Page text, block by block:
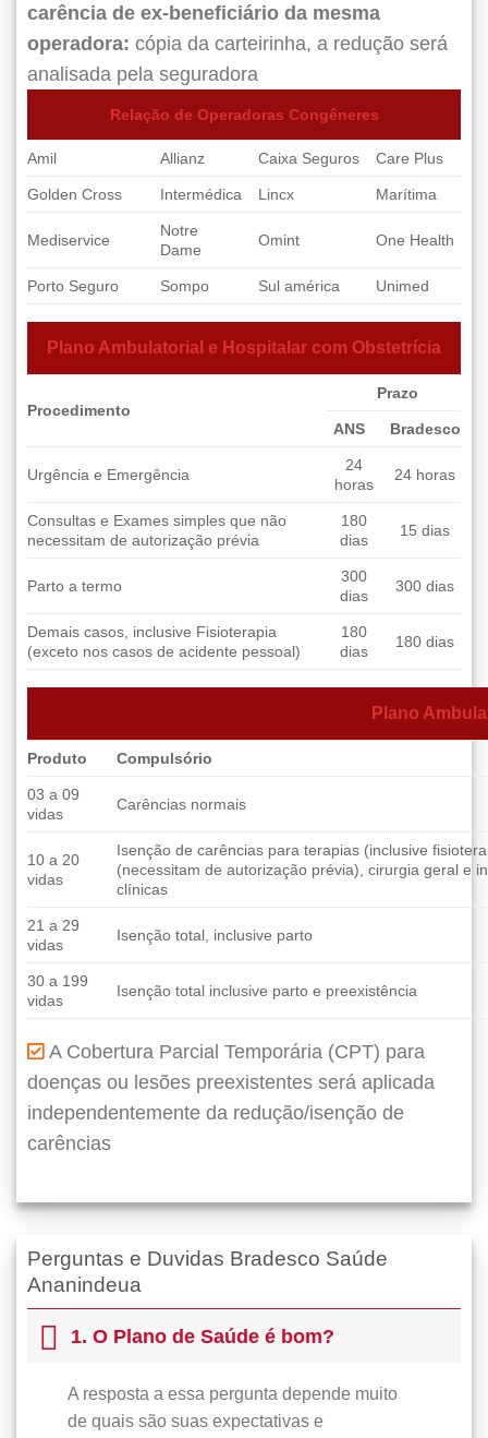
carência de ex-beneficiário da mesma
operadora: cópia da carteirinha, a redução será
analisada pela seguradora
Relação de Operadoras Congêneres
Amil Allianz Caixa Seguros Care Plus
Golden Cross Intermédica Lincx Marítima
Mediservice
Notre
Dame
Omint One Health
Porto Seguro Sompo Sul américa Unimed
Plano Ambulatorial e Hospitalar com Obstetrícia
Procedimento
Prazo
ANS Bradesco
Urgência e Emergência
24
horas
24 horas
Consultas e Exames simples que não
necessitam de autorização prévia
180
dias
15 dias
Parto a termo
300
dias
300 dias
Demais casos, inclusive Fisioterapia
(exceto nos casos de acidente pessoal)
180
dias
180 dias
Plano
Produto Compulsório
03 a 09
vidas
Carências normais
10 a 20
vidas
Isenção de carências para terapias (inclusive
(necessitam de autorização prévia), cirurgia geral e
clínicas
21 a 29
vidas
Isenção total, inclusive parto
30 a 199
vidas
Isenção total inclusive parto e preexistência
A Cobertura Parcial Temporária (CPT) para
doenças ou lesões preexistentes será aplicada
independentemente da redução/isenção de
carências
Perguntas e Duvidas Bradesco Saúde
Ananindeua
1. O Plano de Saúde é bom?
A resposta a essa pergunta depende muito
de quais são suas expectativas e